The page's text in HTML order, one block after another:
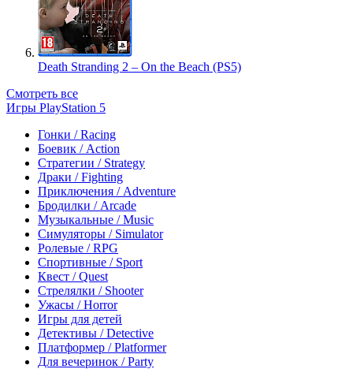
Death Stranding 2 – On the Beach (PS5)
Смотреть все
Игры PlayStation 5
Гонки / Racing
Боевик / Action
Стратегии / Strategy
Драки / Fighting
Приключения / Adventure
Бродилки / Arcade
Музыкальные / Music
Симуляторы / Simulator
Ролевые / RPG
Спортивные / Sport
Квест / Quest
Стрелялки / Shooter
Ужасы / Horror
Игры для детей
Детективы / Detective
Платформер / Platformer
Для вечеринок / Party